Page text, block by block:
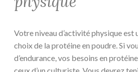
Votre niveau d’activité physique est
choix de la protéine en poudre. Si
d’endurance, vos besoins en